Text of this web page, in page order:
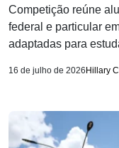
Competição reúne
federal e particular
adaptadas para
16 de julho de 2026 Hillary